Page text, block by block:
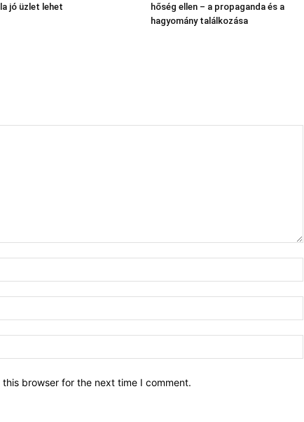
jó üzlet lehet
hőség ellen – a propaganda és a
hagyomány találkozása
browser for the next time I comment.